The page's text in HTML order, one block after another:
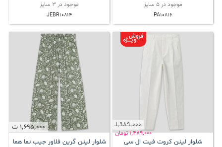
موجود در 5 سایز
PA10816
موجود در 3 سایز
JEBR10814
1٬989٬000
1٬489٬000تومان
شلوار لینن کروت فیت ال سی
1٬695٬000 ت
شلوار لینن گرین فلاور جیب نما هما